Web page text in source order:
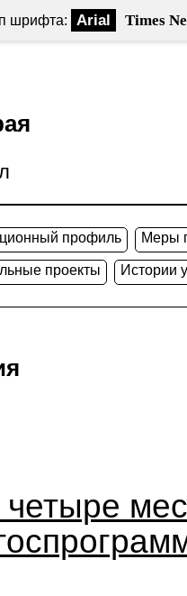
шрифта: Arial Times
профиль Меры
проекты Истории